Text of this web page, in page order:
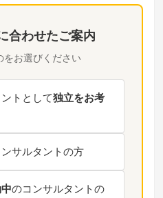
合わせたご案内
をお選びください
トとして独立をお考
ンサルタントの方
のコンサルタントの